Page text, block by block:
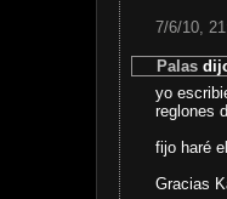
7/6/10,
Palas
yo
reglones
fijo haré
Gracias